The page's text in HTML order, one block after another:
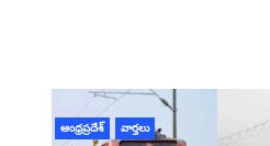
ఆంధ్రప్రదేశ్ వార్తలు